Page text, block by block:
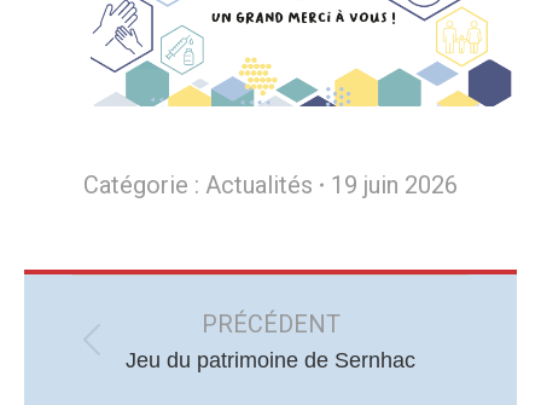
Catégorie : Actualités 19 juin 2026
PRÉCÉDENT
Article
Jeu du patrimoine de Sernhac